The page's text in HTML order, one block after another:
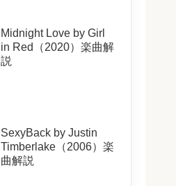
Midnight Love by Girl
in Red（2020）楽曲解
説
SexyBack by Justin
Timberlake（2006）楽
曲解説